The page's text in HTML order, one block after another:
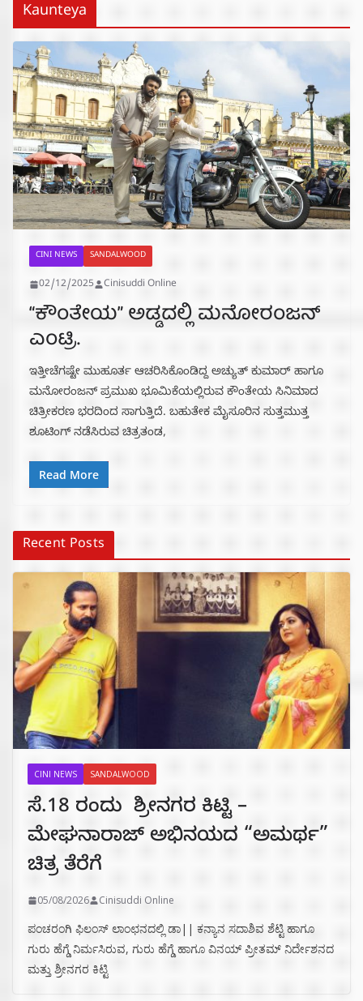
Kaunteya
CINI NEWS SANDALWOOD
02/12/2025 Cinisuddi Online
“ಕೌಂತೇಯ” ಅಡ್ಡದಲ್ಲಿ ಮನೋರಂಜನ್
ಎಂಟ್ರಿ.
ಇತ್ತೀಚೆಗಷ್ಟೇ ಮುಹೂರ್ತ ಆಚರಿಸಿಕೊಂಡಿದ್ದ ಅಚ್ಯುತ್ ಕುಮಾರ್ ಹಾಗೂ
ಮನೋರಂಜನ್ ಪ್ರಮುಖ ಭೂಮಿಕೆಯಲ್ಲಿರುವ ಕೌಂತೇಯ ಸಿನಿಮಾದ
ಚಿತ್ರೀಕರಣ ಭರದಿಂದ ಸಾಗುತ್ತಿದೆ. ಬಹುತೇಕ ಮೈಸೂರಿನ ಸುತ್ತಮುತ್ತ
ಶೂಟಿಂಗ್ ನಡೆಸಿರುವ ಚಿತ್ರತಂಡ,
Read More
Recent Posts
CINI NEWS SANDALWOOD
ಸೆ.18 ರಂದು ಶ್ರೀನಗರ ಕಿಟ್ಟಿ –
ಮೇಘನಾರಾಜ್ ಅಭಿನಯದ “ಅಮರ್ಥ”
ಚಿತ್ರ ತೆರೆಗೆ
05/08/2026 Cinisuddi Online
ಪಂಚರಂಗಿ ಫಿಲಂಸ್ ಲಾಂಛನದಲ್ಲಿ ಡಾ|| ಕನ್ಯಾನ ಸದಾಶಿವ ಶೆಟ್ಟಿ ಹಾಗೂ
ಗುರು ಹೆಗ್ಡೆ ನಿರ್ಮಸಿರುವ, ಗುರು ಹೆಗ್ಡೆ ಹಾಗೂ ವಿನಯ್ ಪ್ರೀತಮ್ ನಿರ್ದೇಶನದ
ಮತ್ತು ಶ್ರೀನಗರ ಕಿಟ್ಟಿ